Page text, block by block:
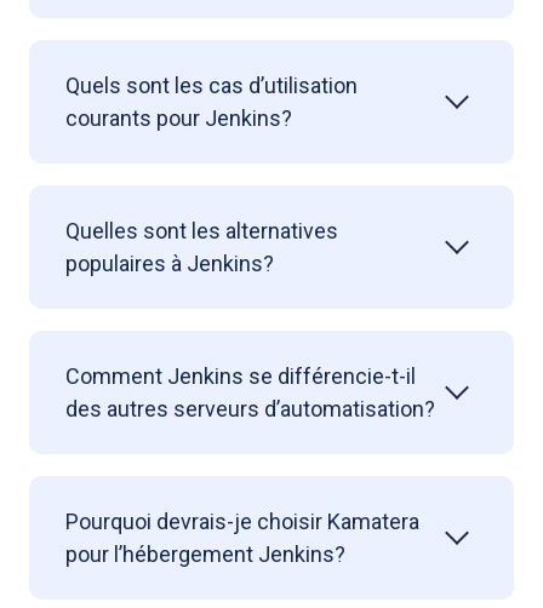
Quels sont les cas d’utilisation
courants pour Jenkins?
Quelles sont les alternatives
populaires à Jenkins?
Comment Jenkins se différencie-t-il
des autres serveurs d’automatisation?
Pourquoi devrais-je choisir Kamatera
pour l’hébergement Jenkins?